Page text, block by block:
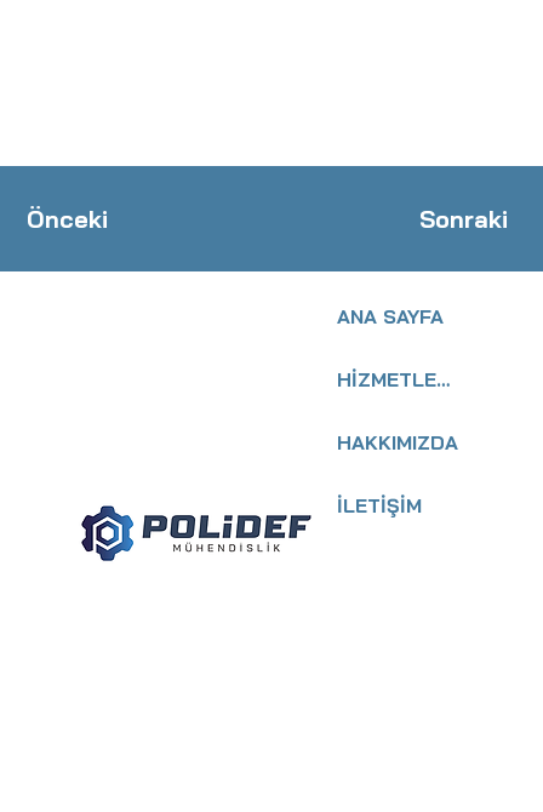
Önceki Sonraki
ANA SAYFA
HİZMETLERİMİZ
HAKKIMIZDA
İLETİŞİM